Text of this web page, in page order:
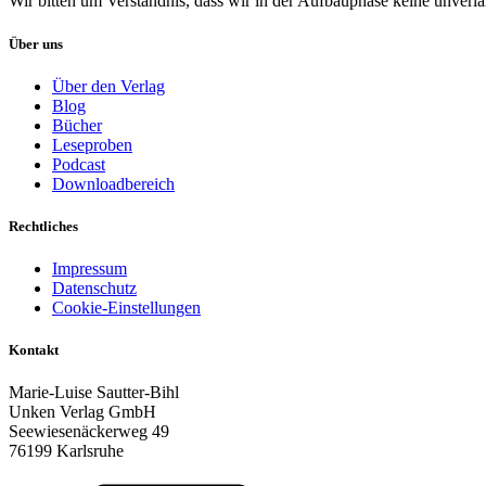
Über uns
Über den Verlag
Blog
Bücher
Leseproben
Podcast
Downloadbereich
Rechtliches
Impressum
Datenschutz
Cookie-Einstellungen
Kontakt
Marie-Luise Sautter-Bihl
Unken Verlag GmbH
Seewiesenäckerweg 49
76199 Karlsruhe